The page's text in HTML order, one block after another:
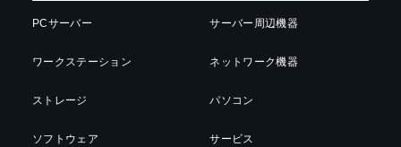
PCサーバー
ワークステーション
ストレージ
ソフトウェア
サーバー周辺機器
ネットワーク機器
パソコン
サービス